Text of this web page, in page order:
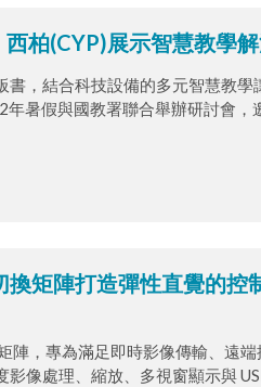
柏(CYP)展示智慧教學
，結合科技設備的多元智慧教學
暑假與國教署聯合舉辦研討會，
矩陣打造彈性直覺的控
陣，專為滿足即時影像傳輸、遠端
像處理、縮放、多視窗顯示與